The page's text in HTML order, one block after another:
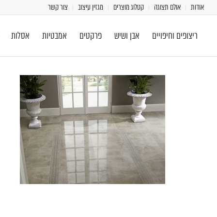
אודות אולם תצוגה קטלוג מוצרים מגזין עיצוב צור קשר
ריצופים וחיפויים אבן ושיש פרקטים אמבטיות אסלות